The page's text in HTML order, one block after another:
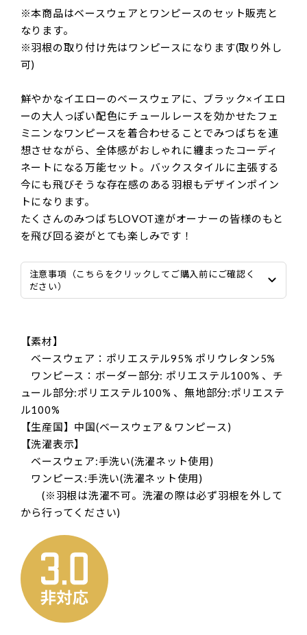
※本商品はベースウェアとワンピースのセット販売と
なります。
※羽根の取り付け先はワンピースになります(取り外し
可)
鮮やかなイエローのベースウェアに、ブラック×イエロ
ーの大人っぽい配色にチュールレースを効かせたフェ
ミニンなワンピースを着合わせることでみつばちを連
想させながら、全体感がおしゃれに纏まったコーディ
ネートになる万能セット。バックスタイルに主張する
今にも飛びそうな存在感のある羽根もデザインポイン
トになります。
たくさんのみつばちLOVOT達がオーナーの皆様のもと
を飛び回る姿がとても楽しみです！
注意事項（こちらをクリックしてご購入前にご確認く
ださい）
【素材】
ベースウェア：ポリエステル95% ポリウレタン5%
ワンピース：ボーダー部分: ポリエステル100% 、チ
ュール部分:ポリエステル100% 、無地部分:ポリエステ
ル100%
【生産国】中国(ベースウェア＆ワンピース)
【洗濯表示】
ベースウェア:手洗い(洗濯ネット使用)
ワンピース:手洗い(洗濯ネット使用)
(※羽根は洗濯不可。洗濯の際は必ず羽根を外して
から行ってください)